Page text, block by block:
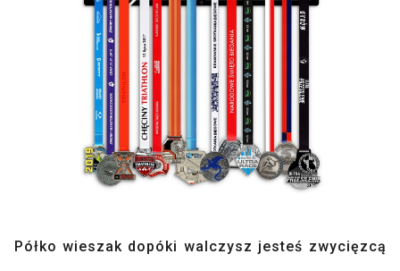
Półko wieszak dopóki walczysz jesteś zwycięzcą